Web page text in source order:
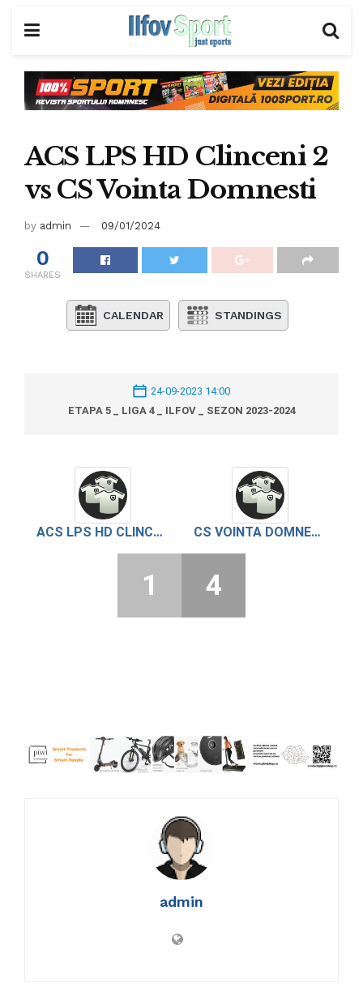
ACS LPS HD Clinceni 2
vs CS Vointa Domnesti
by admin 09/01/2024
0
SHARES
CALENDAR STANDINGS
24-09-2023 14:00
ETAPA 5 _ LIGA 4 _ ILFOV _ SEZON 2023-2024
ACS LPS HD CLINCENI 2 CS VOINTA DOMNESTI
1 4
admin